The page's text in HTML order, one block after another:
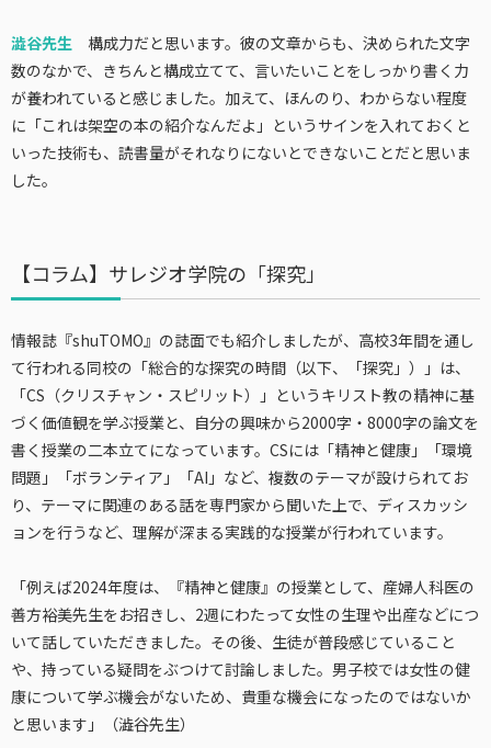
澁谷先生 構成力だと思います。彼の文章からも、決められた文字
数のなかで、きちんと構成立てて、言いたいことをしっかり書く力
が養われていると感じました。加えて、ほんのり、わからない程度
に「これは架空の本の紹介なんだよ」というサインを入れておくと
いった技術も、読書量がそれなりにないとできないことだと思いま
した。
【コラム】サレジオ学院の「探究」
情報誌『shuTOMO』の誌面でも紹介しましたが、高校3年間を通し
て行われる同校の「総合的な探究の時間（以下、「探究」）
」は、
「CS （クリスチャン ・ スピリット） 」というキリスト教の精神に基
づく価値観を学ぶ授業と、 自分の興味から2000字・8000字の論文を
書く授業の二本立てになっています。CSには「精神と健康」「環境
問題」「ボランティア」「AI」など、複数のテーマが設けられてお
り、テーマに関連のある話を専門家から聞いた上で、ディスカッシ
ョンを行うなど、理解が深まる実践的な授業が行われています。
「例えば2024年度は、『精神と健康』の授業として、産婦人科医の
善方裕美先生をお招きし、2週にわたって女性の生理や出産などにつ
いて話していただきました。その後、生徒が普段感じていること
や、持っている疑問をぶつけて討論しました。男子校では女性の健
康について学ぶ機会がないため、貴重な機会になったのではないか
と思います」（澁谷先生）